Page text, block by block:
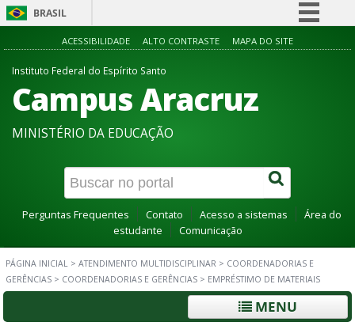
BRASIL
Simplifique!
Acesso à informação
Canais
ACESSIBILIDADE ALTO CONTRASTE MAPA DO SITE
Instituto Federal do Espírito Santo
Campus Aracruz
MINISTÉRIO DA EDUCAÇÃO
Perguntas Frequentes Contato Acesso a sistemas
Área do
estudante
Comunicação
PÁGINA INICIAL > ATENDIMENTO MULTIDISCIPLINAR > COORDENADORIAS E
GERÊNCIAS > COORDENADORIAS E GERÊNCIAS > EMPRÉSTIMO DE MATERIAIS
MENU